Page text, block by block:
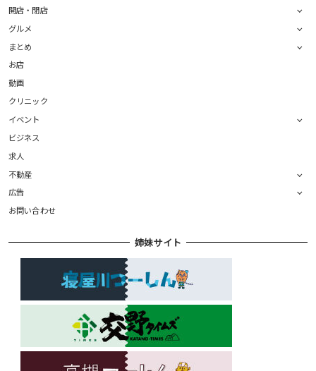
開店・閉店
グルメ
まとめ
お店
動画
クリニック
イベント
ビジネス
求人
不動産
広告
お問い合わせ
姉妹サイト